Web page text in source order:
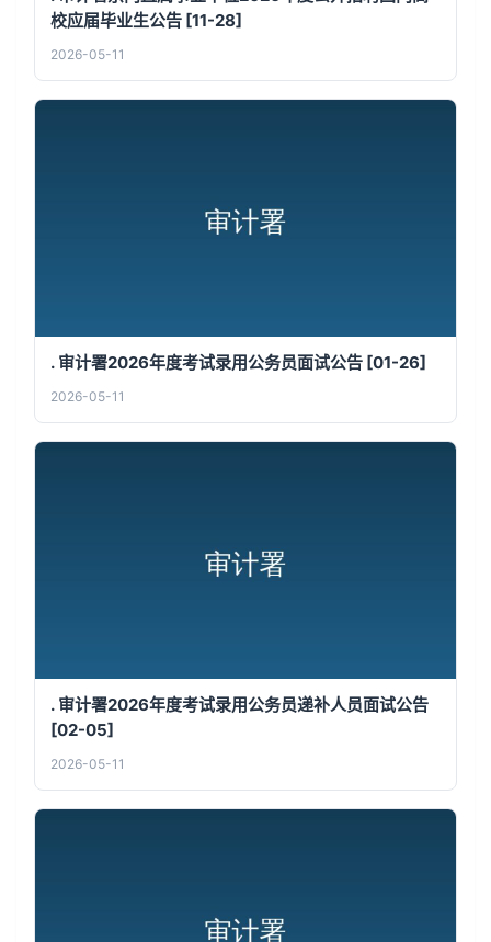
校应届毕业生公告 [11-28]
2026-05-11
. 审计署2026年度考试录用公务员面试公告 [01-26]
2026-05-11
. 审计署2026年度考试录用公务员递补人员面试公告
[02-05]
2026-05-11